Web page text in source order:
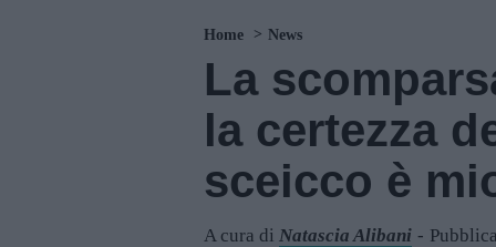
Home News
La
la certezza
sceicco è
A cura di Natascia Alibani